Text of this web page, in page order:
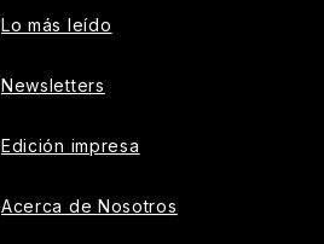
Lo más leído
Newsletters
Edición impresa
Acerca de Nosotros